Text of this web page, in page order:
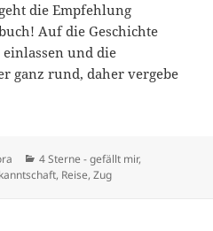
die Empfehlung
Auf die Geschichte
und die
ganz rund, daher vergebe
Kategorien
4 Sterne - gefällt mir,
, Reise,Zug